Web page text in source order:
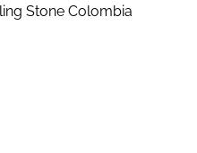
Stone Colombia